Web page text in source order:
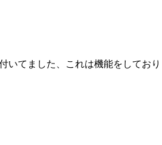
いてました、これは機能をしてお